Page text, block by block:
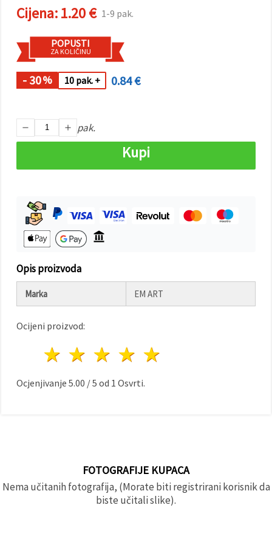
sve!" Ili
naznačiti
preferencije
Postavkama
odabirom
određene
"Spremi".
sve
Cijena:1.20 € 1-9 pak.
POPUSTI
ZA KOLIČINU
- 30% 10 pak. + 0.84 €
pak.
Kupi
Opis proizvoda
Marka EM ART
Ocijeni proizvod:
4 zvijezde
3 zvijezde
2 zvijezde
1 zvijezda
Ocjenjivanje 5.00 /5 od 1 Osvrti.
FOTOGRAFIJE KUPACA
Nema učitanih fotografija, (Morate biti registrirani korisnik da
biste učitali slike).